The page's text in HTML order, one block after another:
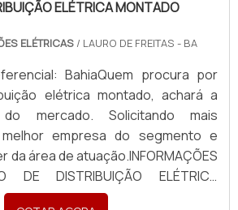
ELÉTRICA MONTADO
ELÉTRICAS / LAURO DE FREITAS - BA
BahiaQuem procura por
elétrica montado, achará a
mercado. Solicitando mais
empresa do segmento e
da área de atuação.INFORMAÇÕES
DE DISTRIBUIÇÃO ELÉTRICA
busca por quadro de distribuição